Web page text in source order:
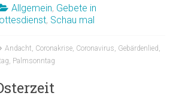
Allgemein, Gebete in
, Schau mal
Andacht Coronakrise Coronavirus Gebärdenlied
Palmsonntag